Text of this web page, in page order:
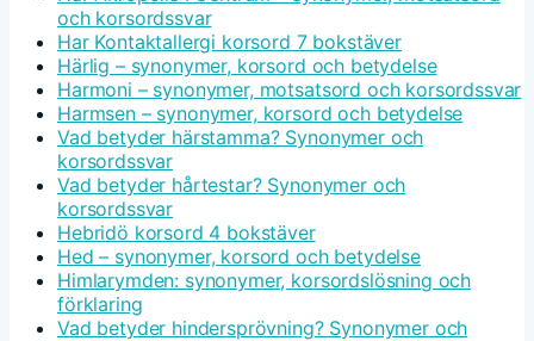
och korsordssvar
Har Kontaktallergi korsord 7 bokstäver
Härlig – synonymer, korsord och betydelse
Harmoni – synonymer, motsatsord och korsordssvar
Harmsen – synonymer, korsord och betydelse
Vad betyder härstamma? Synonymer och
korsordssvar
Vad betyder hårtestar? Synonymer och
korsordssvar
Hebridö korsord 4 bokstäver
Hed – synonymer, korsord och betydelse
Himlarymden: synonymer, korsordslösning och
förklaring
Vad betyder hindersprövning? Synonymer och